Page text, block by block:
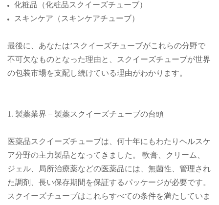
化粧品（化粧品スクイーズチューブ）
スキンケア（スキンケアチューブ）
最後に、あなたは’スクイーズチューブがこれらの分野で
不可欠なものとなった理由と、スクイーズチューブが世界
の包装市場を支配し続けている理由がわかります。
1. 製薬業界 – 製薬スクイーズチューブの台頭
医薬品スクイーズチューブは、何十年にもわたりヘルスケ
ア分野の主力製品となってきました。 軟膏、クリーム、
ジェル、局所治療薬などの医薬品には、無菌性、管理され
た調剤、長い保存期間を保証するパッケージが必要です。
スクイーズチューブはこれらすべての条件を満たしていま